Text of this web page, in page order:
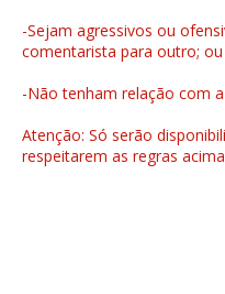
-Sejam agressivos ou
comentarista para outro;
-Não tenham relação com
Atenção: Só serão
respeitarem as regras